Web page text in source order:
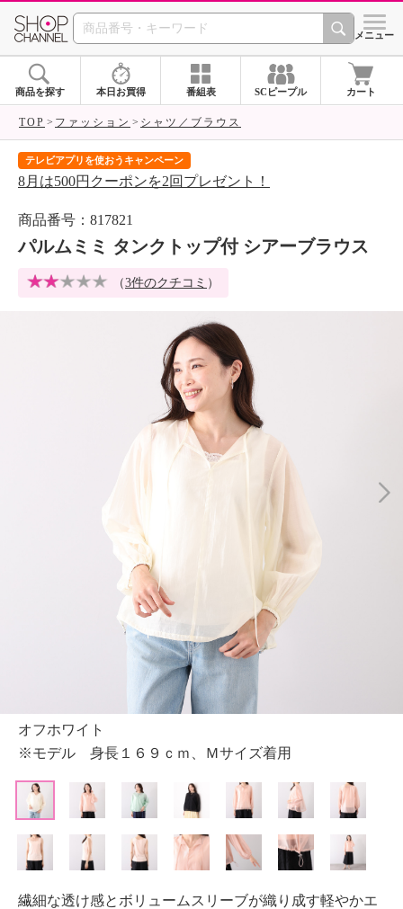
SHOP CHANNEL シメニュー
商品を探す 本日お買得 番組表 SCピープル カート
TOP ファッション シャツ／ブラウス
テレビアプリを使おうキャンペーン
8月は500円クーポンを2回プレゼント！
商品番号：817821
パルムミミ タンクトップ付 シアーブラウス
（3件のクチコミ ）
オフホワイト
※モデル 身長１６９ｃｍ、Ｍサイズ着用
繊細な透け感とボリュームスリーブが織り成す軽やかエ